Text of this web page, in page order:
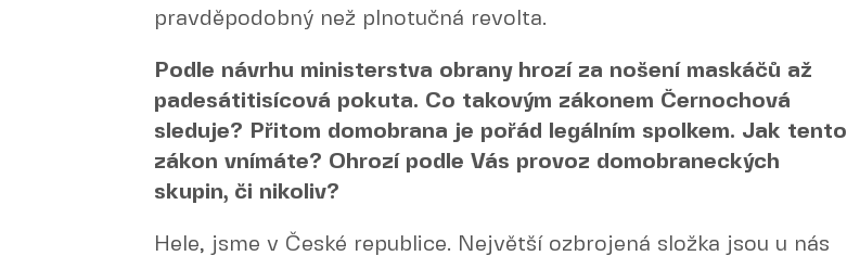
pravděpodobný než plnotučná revolta.
Podle návrhu ministerstva obrany hrozí za nošení maskáčů až
padesátitisícová pokuta. Co takovým zákonem Černochová
sleduje? Přitom domobrana je pořád legálním spolkem. Jak tento
zákon vnímáte? Ohrozí podle Vás provoz domobraneckých
skupin, či nikoliv?
Hele, jsme v České republice. Největší ozbrojená složka jsou u nás